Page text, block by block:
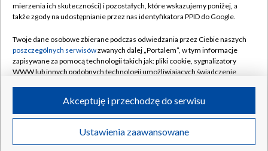
Naziemna Telewizja Cyfrowa
Rada Programowa
System NOS
Informacje o nadawcy
Program dla prasy
Ogłoszenie przetargowe
Pomoc
Kontakt
Kanały
©2026 Telewizja Polska S.A. w likwidacji
mierzenia ich skuteczności) i pozostałych, które wskazujemy poniżej, a
także zgody na udostępnianie przez nas identyfikatora PPID do Google.
Twoje dane osobowe zbierane podczas odwiedzania przez Ciebie naszych
poszczególnych serwisówzwanych dalej „Portalem”, w tym informacje
zapisywane za pomocą technologii takich jak: pliki cookie, sygnalizatory
WWW lub innych podobnych technologii umożliwiających świadczenie
ruchu w Internecie.
Twoje dane osobowe zbierane podczas odwiedzania przez Ciebie
poszczególnych serwisówna Portalu, takie jak adresy IP, identyfikatory
Ustawienia zaawansowane
Akceptuję i przechodzę do serwisu